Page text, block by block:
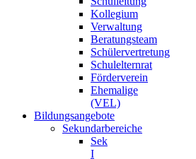
Kollegium
Verwaltung
Beratungsteam
Schülervertretung
Schulelternrat
Förderverein
Ehemalige
(VEL)
Bildungsangebote
Sekundarbereiche
Sek
I